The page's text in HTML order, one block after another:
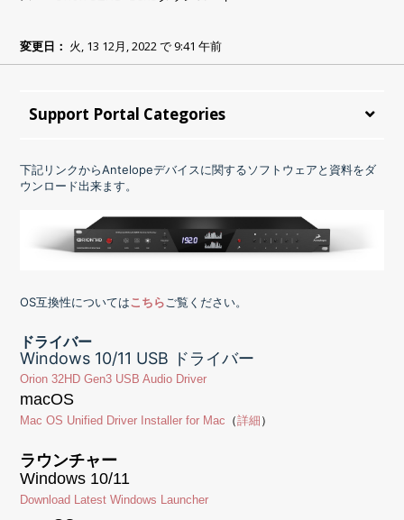
変更日： 火, 13 12月, 2022 で 9:41 午前
Support Portal Categories
下記リンクからAntelopeデバイスに関するソフトウェアと資料をダ
ウンロード出来ます。
OS互換性についてはこちら ご覧ください。
ドライバー
Windows 10/11 USB ドライバー
Orion 32HD Gen3 USB Audio Driver
macOS
Mac OS Unified Driver Installer for Mac （詳細 ）
ラウンチャー
Windows 10/11
Download Latest Windows Launcher